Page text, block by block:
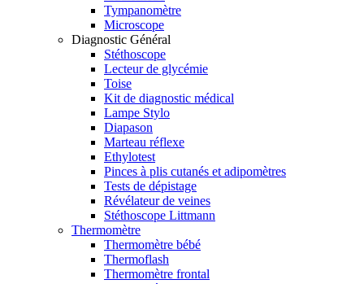
Tympanomètre
Microscope
Diagnostic Général
Stéthoscope
Lecteur de glycémie
Toise
Kit de diagnostic médical
Lampe Stylo
Diapason
Marteau réflexe
Ethylotest
Pinces à plis cutanés et adipomètres
Tests de dépistage
Révélateur de veines
Stéthoscope Littmann
Thermomètre
Thermomètre bébé
Thermoflash
Thermomètre frontal